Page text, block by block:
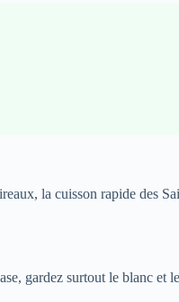
la cuisson rapide des
gardez surtout le blanc et